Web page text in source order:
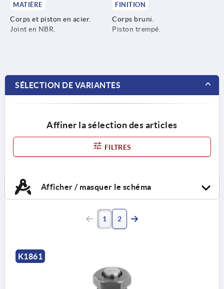
MATIÈRE
Corps et piston en acier.
Joint en NBR.
FINITION
Corps bruni.
Piston trempé.
SÉLECTION DE VARIANTES
Affiner la sélection des articles
FILTRES
Afficher / masquer le schéma
1 2
K1861